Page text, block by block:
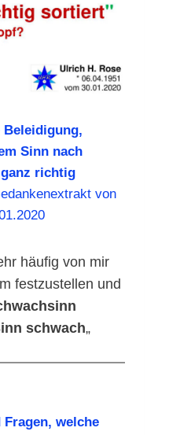
Sinn nach
richtig
von
häufig von mir
festzustellen und
schwach„
Fragen, welche